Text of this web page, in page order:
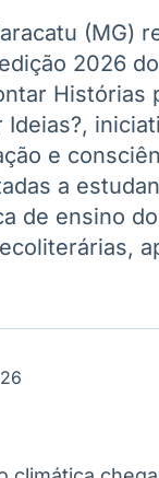
Agro
Tudo sobre o
agronegócio
Político
Os
política em
tempo
(MG)
2026
Histórias
Ideias?,
e
a
de ensino